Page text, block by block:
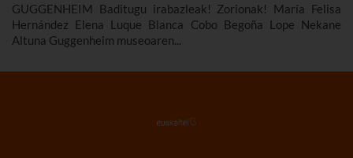
GUGGENHEIM Baditugu irabazleak! Zorionak! María Felisa
Hernández Elena Luque Blanca Cobo Begoña Lope Nekane
Altuna Guggenheim museoaren...